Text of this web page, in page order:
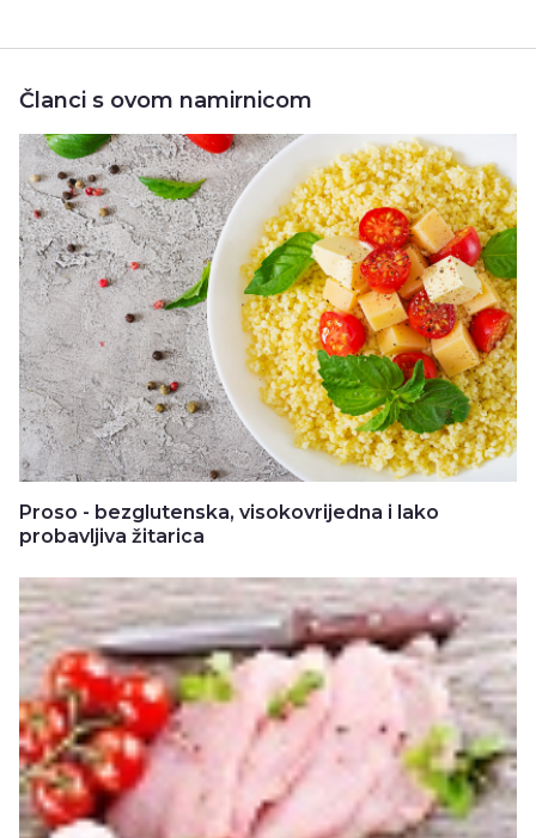
Članci s ovom namirnicom
Proso - bezglutenska, visokovrijedna i lako
probavljiva žitarica